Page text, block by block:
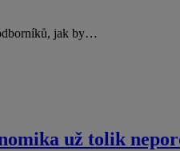
jak by…
už tolik